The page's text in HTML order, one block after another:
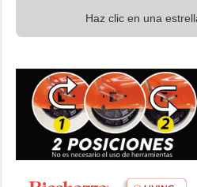
Haz clic en una